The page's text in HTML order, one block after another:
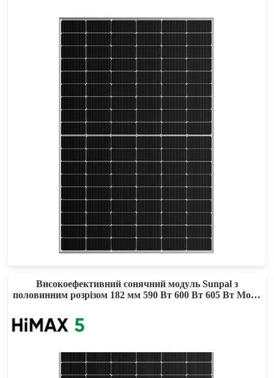
405-430W
25-річна гарантія на потужність
Високоефективний сонячний модуль Sunpal з
половинним розрізом 182 мм 590 Вт 600 Вт 605 Вт Mono